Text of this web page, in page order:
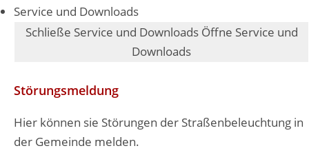
Service und Downloads
Schließe Service und Downloads Öffne Service und
Downloads
Störungsmeldung
Hier können sie Störungen der Straßenbeleuchtung in
der Gemeinde melden.